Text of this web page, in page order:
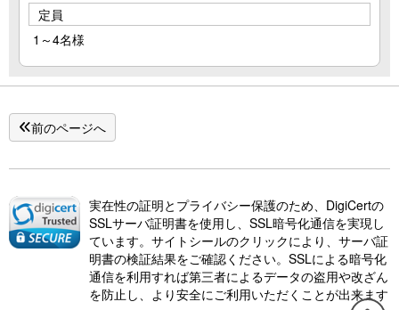
定員
1～4名様
前のページへ
実在性の証明とプライバシー保護のため、DigiCertの
SSLサーバ証明書を使用し、SSL暗号化通信を実現し
ています。サイトシールのクリックにより、サーバ証
明書の検証結果をご確認ください。SSLによる暗号化
通信を利用すれば第三者によるデータの盗用や改ざん
を防止し、より安全にご利用いただくことが出来ます